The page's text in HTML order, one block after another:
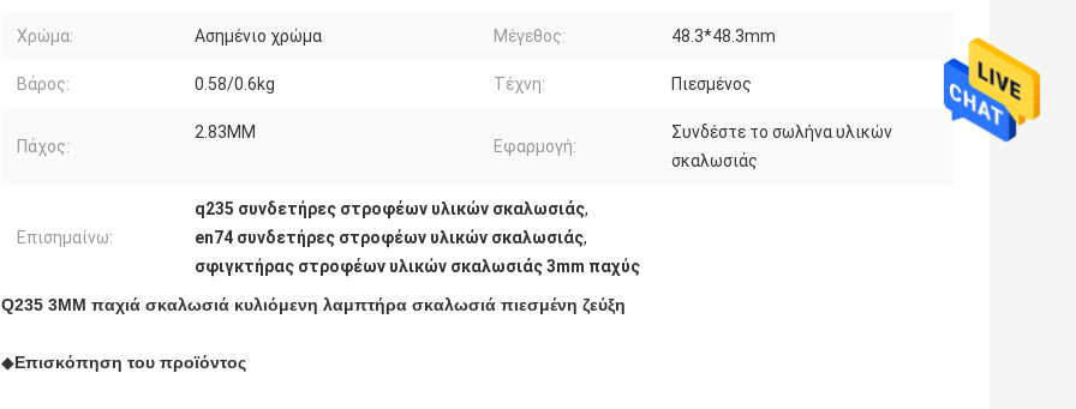
Χρώμα: Ασημένιο χρώμα Μέγεθος: 48.3*48.3mm
Βάρος: 0.58/0.6kg Τέχνη: Πιεσμένος
Πάχος:
2.83MM
Εφαρμογή:
Συνδέστε το σωλήνα υλικών
σκαλωσιάς
Επισημαίνω:
q235 συνδετήρες στροφέων υλικών σκαλωσιάς,
en74 συνδετήρες στροφέων υλικών σκαλωσιάς,
σφιγκτήρας στροφέων υλικών σκαλωσιάς 3mm παχύς
Q235 3MM παχιά σκαλωσιά κυλιόμενη λαμπτήρα σκαλωσιά πιεσμένη ζεύξη
◆Επισκόπηση του προϊόντος